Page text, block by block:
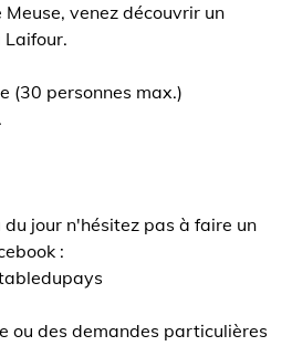
venez découvrir un
(30 personnes max.)
du jour n'hésitez pas à faire un
:
ou des demandes particulières